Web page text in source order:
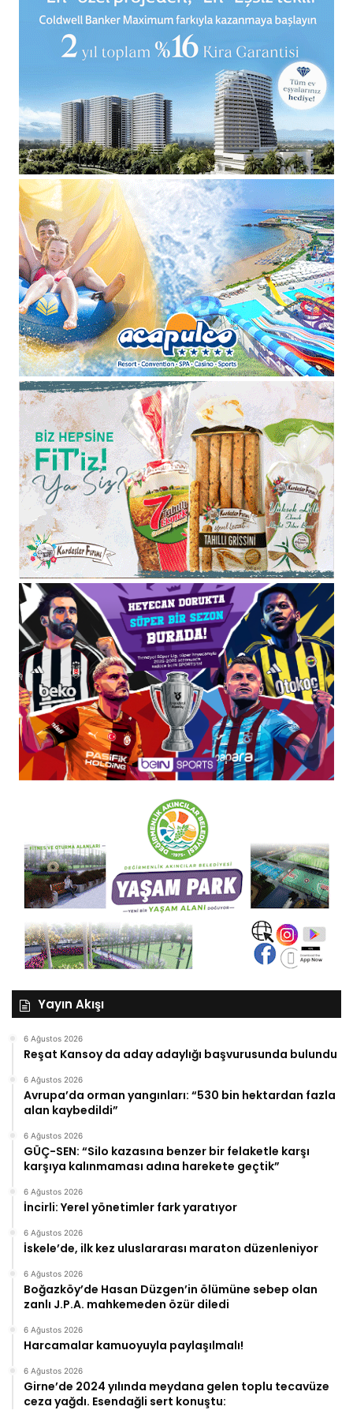
Yayın Akışı
6 Ağustos 2026
Reşat Kansoy da aday adaylığı başvurusunda bulundu
6 Ağustos 2026
Avrupa’da orman yangınları: “530 bin hektardan fazla
alan kaybedildi”
6 Ağustos 2026
GÜÇ-SEN: “Silo kazasına benzer bir felaketle karşı
karşıya kalınmaması adına harekete geçtik”
6 Ağustos 2026
İncirli: Yerel yönetimler fark yaratıyor
6 Ağustos 2026
İskele’de, ilk kez uluslararası maraton düzenleniyor
6 Ağustos 2026
Boğazköy’de Hasan Düzgen’in ölümüne sebep olan
zanlı J.P.A. mahkemeden özür diledi
6 Ağustos 2026
Harcamalar kamuoyuyla paylaşılmalı!
6 Ağustos 2026
Girne’de 2024 yılında meydana gelen toplu tecavüze
ceza yağdı. Esendağli sert konuştu: